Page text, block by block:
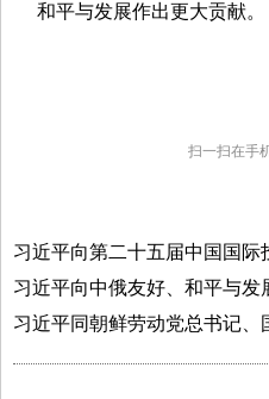
和平与发展作出更大贡献。
扫一扫在手
习近平向第二十五届中国国际
习近平向中俄友好、和平与
习近平同朝鲜劳动党总书记